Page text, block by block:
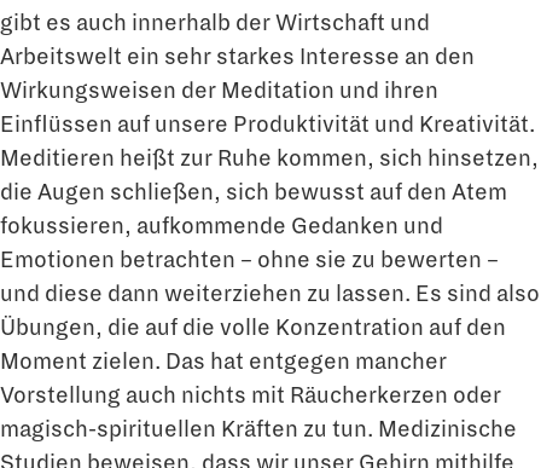
gibt es auch innerhalb der Wirtschaft und
Arbeitswelt ein sehr starkes Interesse an den
Wirkungsweisen der Meditation und ihren
Einflüssen auf unsere Produktivität und Kreativität.
Meditieren heißt zur Ruhe kommen, sich hinsetzen,
die Augen schließen, sich bewusst auf den Atem
fokussieren, aufkommende Gedanken und
Emotionen betrachten – ohne sie zu bewerten –
und diese dann weiterziehen zu lassen. Es sind also
Übungen, die auf die volle Konzentration auf den
Moment zielen. Das hat entgegen mancher
Vorstellung auch nichts mit Räucherkerzen oder
magisch-spirituellen Kräften zu tun. Medizinische
Studien beweisen, dass wir unser Gehirn mithilfe